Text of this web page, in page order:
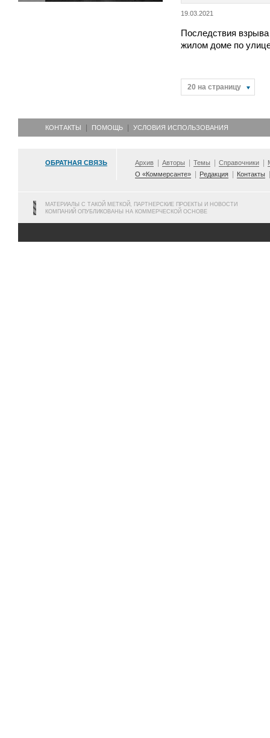
19.03.2021
Последствия взрыва
жилом доме по
20 на страницу
КОНТАКТЫ ПОМОЩЬ УСЛОВИЯ ИСПОЛЬЗОВАНИЯ
ОБРАТНАЯ СВЯЗЬ Архив Авторы Темы Справочники
О «Коммерсанте»
Редакция Контакты
МАТЕРИАЛЫ С ТАКОЙ МЕТКОЙ, ПАРТНЕРСКИЕ ПРОЕКТЫ И НОВОСТИ
КОМПАНИЙ ОПУБЛИКОВАНЫ НА КОММЕРЧЕСКОЙ ОСНОВЕ